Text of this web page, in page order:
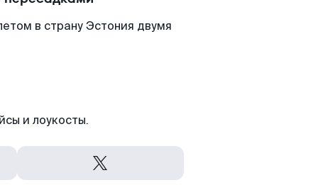
в страну Эстония двумя
и лоукосты.